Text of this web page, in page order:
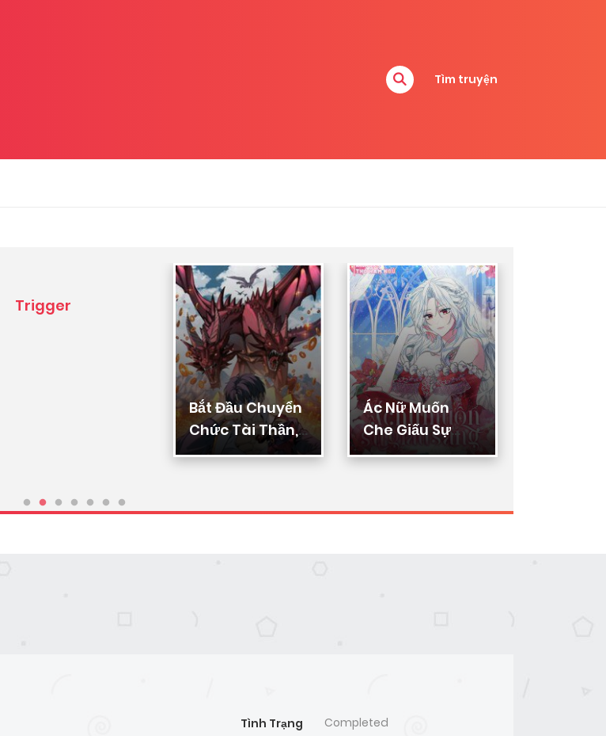
Tìm truyện
Trigger
Bắt Đầu Chuyển
Chức Tài Thần,
Ta Chuyển Hóa
Ác Nữ Muốn
Che Giấu Sự
Giàu Sang
Tình Trạng Completed